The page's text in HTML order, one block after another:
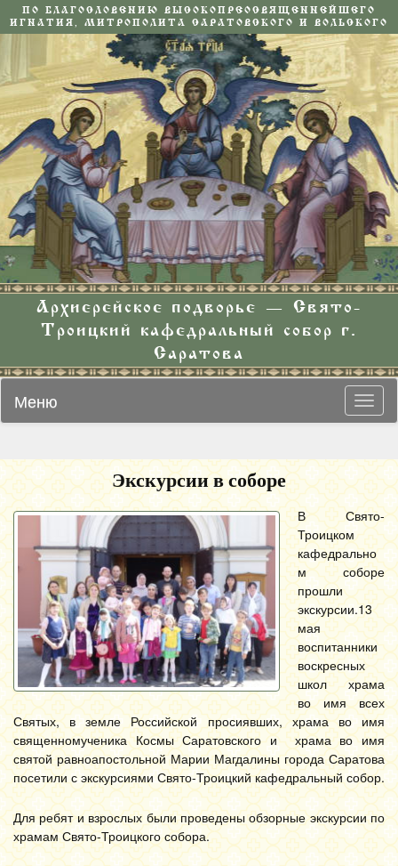
ПО БЛАГОСЛОВЕНИЮ ВЫСОКОПРЕОСВЯЩЕННЕЙШЕГО
ИГНАТИЯ, МИТРОПОЛИТА САРАТОВСКОГО И ВОЛЬСКОГО
Архиерейское подворье — Свято-
Троицкий кафедральный собор г.
Саратова
Меню
Экскурсии в соборе
В Свято-
Троицком
кафедрально
м соборе
прошли
экскурсии.13
мая
воспитанники
воскресных
школ храма
во имя всех
Святых, в земле Российской просиявших, храма во имя
священномученика Космы Саратовского и храма во имя
святой равноапостольной Марии Магдалины города Саратова
посетили с экскурсиями Свято-Троицкий кафедральный собор.
Для ребят и взрослых были проведены обзорные экскурсии по
храмам Свято-Троицкого собора.